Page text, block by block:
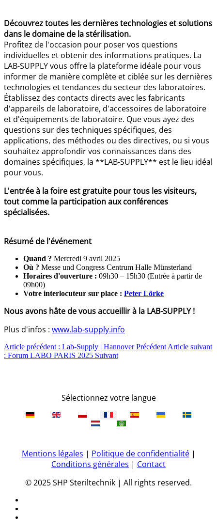
Découvrez toutes les dernières technologies et solutions
dans le domaine de la stérilisation.
Profitez de l'occasion pour poser vos questions
individuelles et obtenir des informations pratiques. La
LAB-SUPPLY vous offre la plateforme idéale pour vous
informer de manière complète et ciblée sur les dernières
technologies et tendances du secteur des laboratoires.
Établissez des contacts directs avec les fabricants
d'appareils de laboratoire, d'accessoires de laboratoire
et d'équipements de laboratoire. Que vous ayez des
questions sur des techniques spécifiques, des
applications, des méthodes ou des directives, ou si vous
souhaitez approfondir vos connaissances dans des
domaines spécifiques, la **LAB-SUPPLY** est le lieu idéal
pour vous.
L'entrée à la foire est gratuite pour tous les visiteurs,
tout comme la participation aux conférences
spécialisées.
Résumé de l'événement
Quand ? Mercredi 9 avril 2025
Où ? Messe und Congress Centrum Halle Münsterland
Horaires d'ouverture : 09h30 – 15h30 (Entrée à partir de
09h00)
Votre interlocuteur sur place : Peter Lörke
Nous avons hâte de vous accueillir à la LAB-SUPPLY !
Plus d'infos : www.lab-supply.info
Article précédent : Lab-Supply | HannoverPrécédent Article suivant
: Forum LABO PARIS 2025 Suivant
Sélectionnez votre langue
Mentions légales | Politique de confidentialité|
Conditions générales | Contact
© 2025 SHP Steriltechnik | All rights reserved.